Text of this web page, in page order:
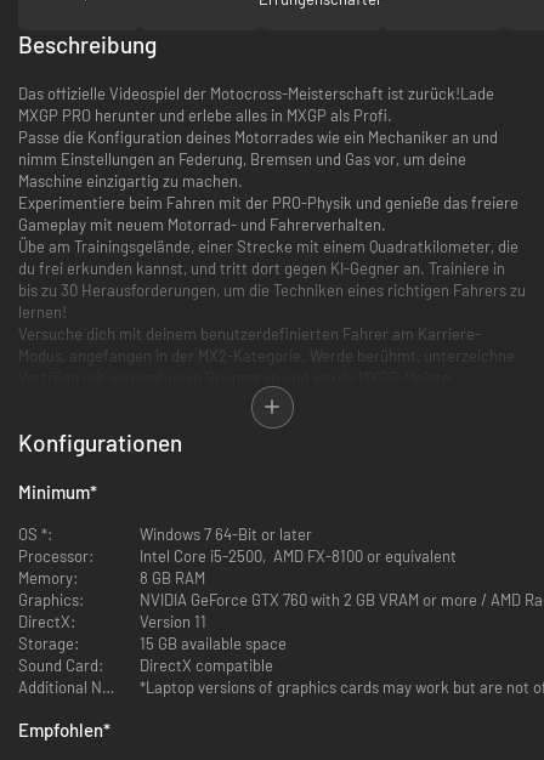
Beschreibung
Das offizielle Videospiel der Motocross-Meisterschaft ist zurück!Lade
MXGP PRO herunter und erlebe alles in MXGP als Profi.
Passe die Konfiguration deines Motorrades wie ein Mechaniker an und
nimm Einstellungen an Federung, Bremsen und Gas vor, um deine
Maschine einzigartig zu machen.
Experimentiere beim Fahren mit der PRO-Physik und genieße das freiere
Gameplay mit neuem Motorrad- und Fahrerverhalten.
Übe am Trainingsgelände, einer Strecke mit einem Quadratkilometer, die
du frei erkunden kannst, und tritt dort gegen KI-Gegner an. Trainiere in
bis zu 30 Herausforderungen, um die Techniken eines richtigen Fahrers zu
lernen!
Versuche dich mit deinem benutzerdefinierten Fahrer am Karriere-
Modus, angefangen in der MX2-Kategorie. Werde berühmt, unterzeichne
Dich erwarten alle offiziellen Strecken und Fahrer der Saison 2017! Bereit
Konfigurationen
Minimum*
OS *:
Windows 7 64-Bit or later
Processor:
Intel Core i5-2500, AMD FX-8100 or equivalent
Memory:
8 GB RAM
Graphics:
NVIDIA GeForce GTX 760 with 2 GB VRAM or more / AMD
DirectX:
Version 11
Storage:
15 GB available space
Sound Card:
DirectX compatible
Additional Notes:
*Laptop versions of graphics cards may work but are not
Empfohlen*